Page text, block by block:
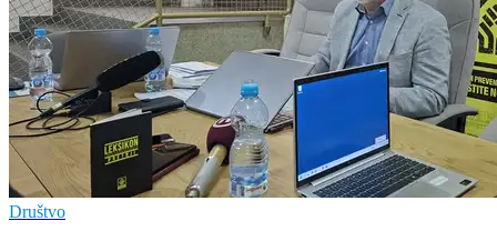
Društvo